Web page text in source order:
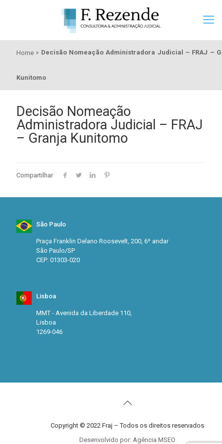
Home » Decisão Nomeação Administradora Judicial – FRAJ –
Kunitomo
Decisão Nomeação
Administradora Judicial – FRAJ
– Granja Kunitomo
Compartilhar
São Paulo
Praça Franklin Delano Roosevelt, 200, 6º andar
São Paulo/SP
CEP: 01303-020
Lisboa
MMT - Avenida da Liberdade 110,
Lisboa
1269-046
Copyright © 2022 Fraj – Todos os direitos reservados
Desenvolvido por: Agência MSEO